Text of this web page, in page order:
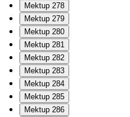
Mektup 278
Mektup 279
Mektup 280
Mektup 281
Mektup 282
Mektup 283
Mektup 284
Mektup 285
Mektup 286